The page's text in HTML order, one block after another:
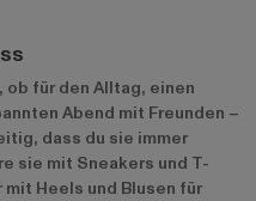
ob für den Alltag, einen
Abend mit Freunden –
dass du sie immer
sie mit Sneakers und T-
Heels und Blusen für